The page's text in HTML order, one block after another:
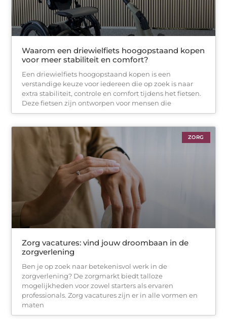
Waarom een driewielfiets hoogopstaand kopen
voor meer stabiliteit en comfort?
Een driewielfiets hoogopstaand kopen is een
verstandige keuze voor iedereen die op zoek is naar
extra stabiliteit, controle en comfort tijdens het fietsen.
Deze fietsen zijn ontworpen voor mensen die
ZORG
Zorg vacatures: vind jouw droombaan in de
zorgverlening
Ben je op zoek naar betekenisvol werk in de
zorgverlening? De zorgmarkt biedt talloze
mogelijkheden voor zowel starters als ervaren
professionals. Zorg vacatures zijn er in alle vormen en
maten